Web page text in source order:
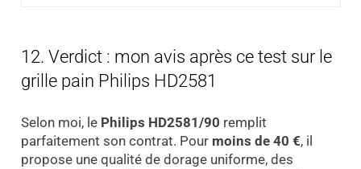
12. Verdict : mon avis après ce test sur le
grille pain Philips HD2581
Selon moi, le Philips HD2581/90 remplit
parfaitement son contrat. Pour moins de 40 €, il
propose une qualité de dorage uniforme, des